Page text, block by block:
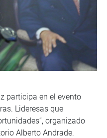
participa en el evento
Lideresas que
organizado
Alberto Andrade.